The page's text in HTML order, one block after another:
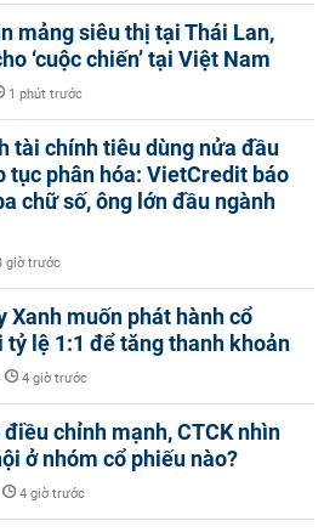
mảng siêu thị tại Thái Lan,
‘cuộc chiến’ tại Việt Nam
1 phút trước
tài chính tiêu dùng nửa đầu
tục phân hóa: VietCredit báo
chữ số, ông lớn đầu ngành
giờ trước
Xanh muốn phát hành cổ
tỷ lệ 1:1 để tăng thanh khoản
4 giờ trước
chỉnh mạnh, CTCK nhìn
ở nhóm cổ phiếu nào?
4 giờ trước